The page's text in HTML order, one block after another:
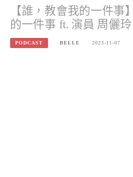
【誰，教會我的一件事
的一件事 ft. 演員 周儷玲
PODCAST BELLE 2023-11-07